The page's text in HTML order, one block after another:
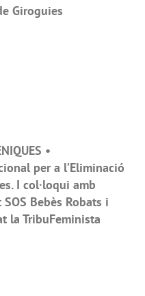
Giroguies
•
per a l’Eliminació
I col·loqui amb
Bebès Robats i
la TribuFeminista